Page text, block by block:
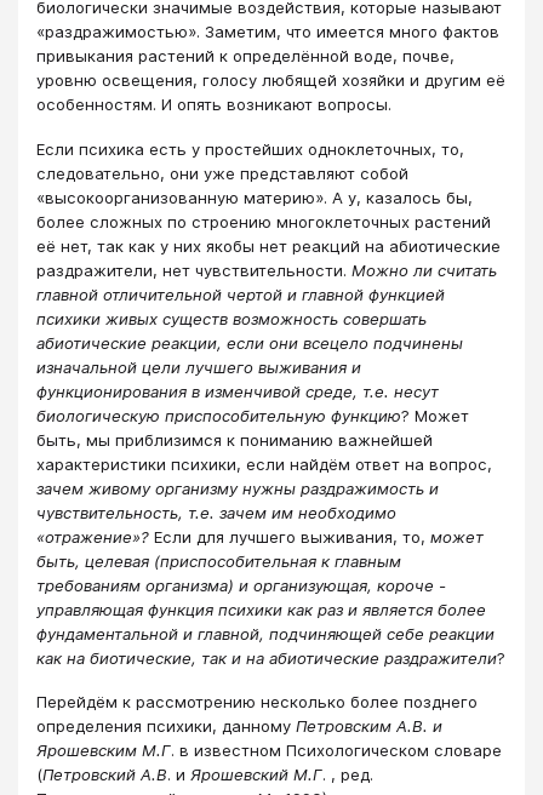
биологически значимые воздействия, которые называют
«раздражимостью». Заметим, что имеется много фактов
привыкания растений к определённой воде, почве,
уровню освещения, голосу любящей хозяйки и другим её
особенностям. И опять возникают вопросы.
Если психика есть у простейших одноклеточных, то,
следовательно, они уже представляют собой
«высокоорганизованную материю». А у, казалось бы,
более сложных по строению многоклеточных растений
её нет, так как у них якобы нет реакций на абиотические
раздражители, нет чувствительности. Можно ли считать
главной отличительной чертой и главной функцией
психики живых существ возможность совершать
абиотические реакции, если они всецело подчинены
изначальной цели лучшего выживания и
функционирования в изменчивой среде, т.е. несут
биологическую приспособительную функцию? Может
быть, мы приблизимся к пониманию важнейшей
характеристики психики, если найдём ответ на вопрос,
зачем живому организму нужны раздражимость и
чувствительность, т.е. зачем им необходимо
«отражение»? Если для лучшего выживания, то, может
быть, целевая (приспособительная к главным
требованиям организма) и организующая, короче -
управляющая функция психики как раз и является более
фундаментальной и главной, подчиняющей себе реакции
как на биотические, так и на абиотические раздражители?
Перейдём к рассмотрению несколько более позднего
определения психики, данному Петровским А.В. и
Ярошевским М.Г. в известном Психологическом словаре
(Петровский А.В. и Ярошевский М.Г. , ред.